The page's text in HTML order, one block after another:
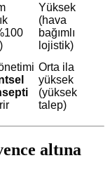
Yüksek
(hava
bağımlı
lojistik)
Orta ila
yüksek
(yüksek
talep)
altına